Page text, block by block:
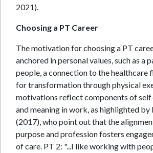
2021).
Choosing a PT Career
The motivation for choosing a PT
anchored in personal values, such as a
people, a connection to the healthcare
for transformation through physical
motivations reflect components of
and meaning in work, as highlighted by
(2017), who point out that the
purpose and profession fosters
of care. PT 2: "...I like working with